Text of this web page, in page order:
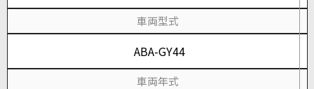
車両型式
ABA-GY44
車両年式